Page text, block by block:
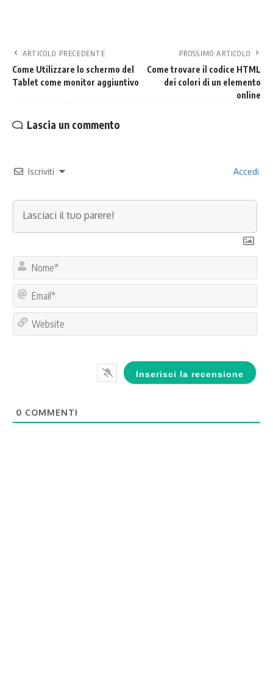
ARTICOLO PRECEDENTE
Come Utilizzare lo schermo del
Tablet come monitor aggiuntivo
PROSSIMO ARTICOLO
Come trovare il codice HTML
dei colori di un elemento
online
Lascia un commento
Iscriviti Accedi
0 COMMENTI